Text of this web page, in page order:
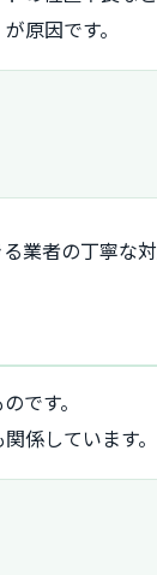
原因です。
業者の丁寧な対
です。
係しています。